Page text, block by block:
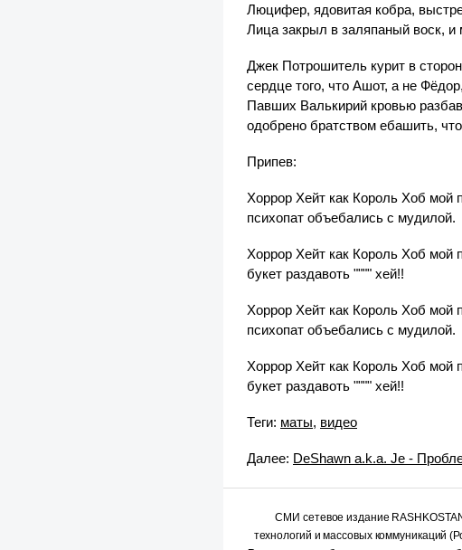
Люцифер, ядовитая кобра,
Лица закрыл в заляпаный воск,
Джек Потрошитель курит в
сердце того, что Ашот, а не
Павших Валькирий кровью
одобрено братством ебашить,
Припев:
Хоррор Хейт как Король Хоб мой
психопат объебались с мудилой.
Хоррор Хейт как Король Хоб мой
букет раздавоть """" хей!!
Хоррор Хейт как Король Хоб мой
психопат объебались с мудилой.
Хоррор Хейт как Король Хоб мой
букет раздавоть """" хей!!
Теги: маты, видео
Далее: DeShawn a.k.a. Je -
СМИ сетевое издание
технологий и массовых коммуникаций